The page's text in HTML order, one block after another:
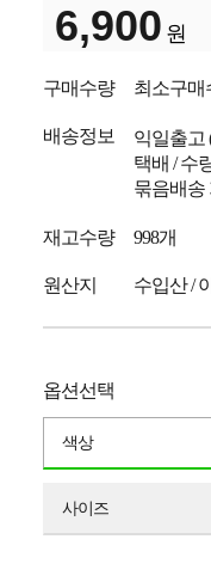
6,900 원
구매수량 최소구매
배송정보 익일출고
택배 / 수
묶음배송
재고수량 998개
원산지 수입산 /
옵션선택
색상
사이즈